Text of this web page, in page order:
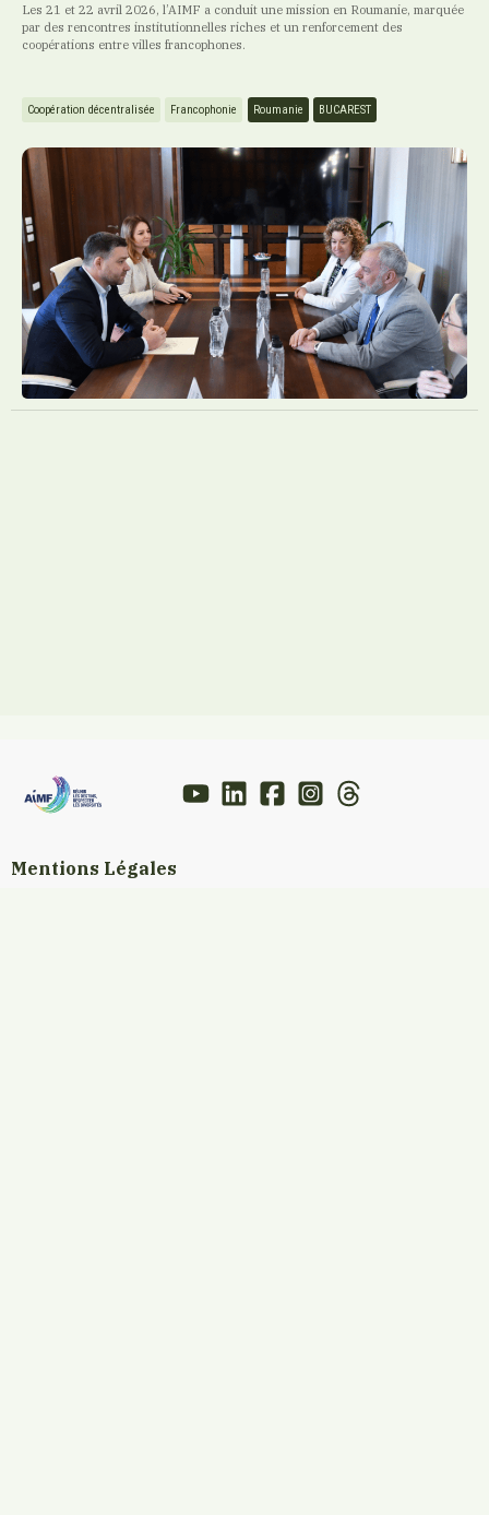
Les 21 et 22 avril 2026, l’AIMF a conduit une mission en Roumanie, marquée
par des rencontres institutionnelles riches et un renforcement des
coopérations entre villes francophones.
Coopération décentralisée Francophonie Roumanie BUCAREST
Mentions Légales